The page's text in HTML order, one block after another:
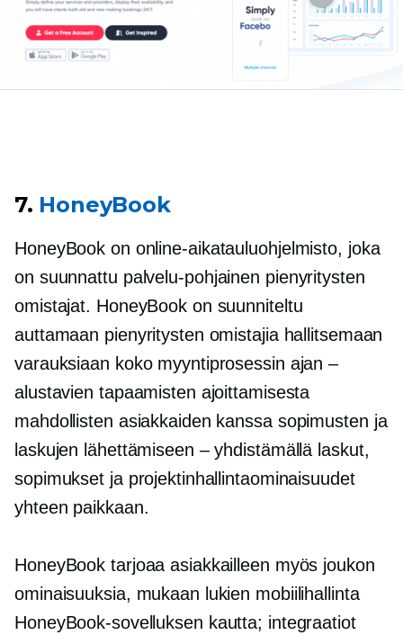
7. HoneyBook
HoneyBook on online-aikatauluohjelmisto, joka
on suunnattu palvelu-pohjainen pienyritysten
omistajat. HoneyBook on suunniteltu
auttamaan pienyritysten omistajia hallitsemaan
varauksiaan koko myyntiprosessin ajan –
alustavien tapaamisten ajoittamisesta
mahdollisten asiakkaiden kanssa sopimusten ja
laskujen lähettämiseen – yhdistämällä laskut,
sopimukset ja projektinhallintaominaisuudet
yhteen paikkaan.
HoneyBook tarjoaa asiakkailleen myös joukon
ominaisuuksia, mukaan lukien mobiilihallinta
HoneyBook-sovelluksen kautta; integraatiot